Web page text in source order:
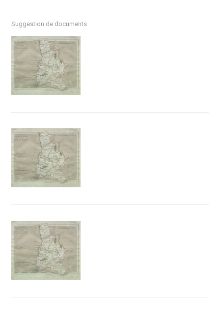
Suggestion de documents